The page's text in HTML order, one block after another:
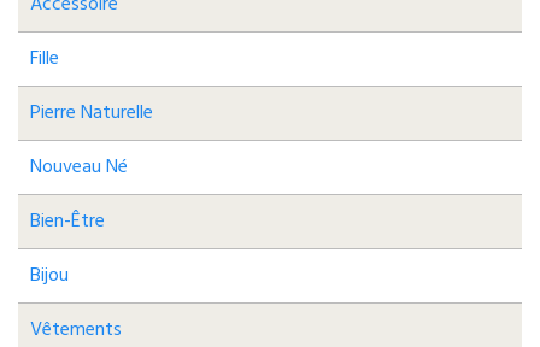
Fille
Pierre Naturelle
Nouveau Né
Bien-Être
Bijou
Vêtements